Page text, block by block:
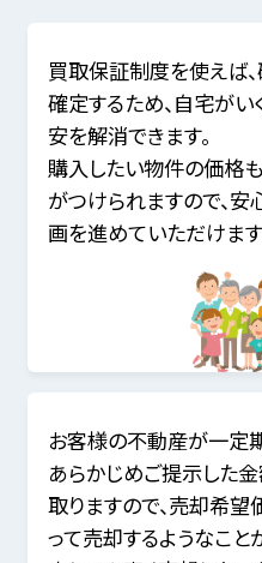
買取保証制度を使えば
確定するため、自宅が
安を解消できます。
購入したい物件の価格
がつけられますので、
画を進めていただけます
お客様の不動産が一定
あらかじめご提示した
取りますので、売却希
って売却するようなこと